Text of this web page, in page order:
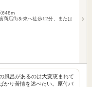
648m
商店街を東へ徒歩12分、または
風呂があるのは大変恵まれて
かり苦情を述べたい。原付バ